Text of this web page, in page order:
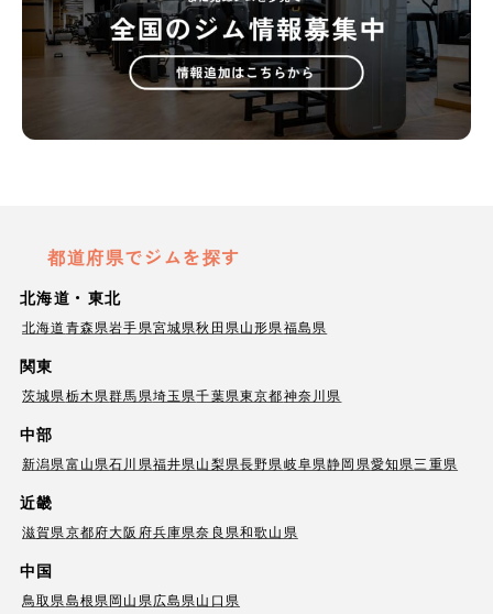
都道府県でジムを探す
北海道・東北
北海道青森県岩手県宮城県秋田県山形県福島県
関東
茨城県栃木県群馬県埼玉県千葉県東京都神奈川県
中部
新潟県富山県石川県福井県山梨県長野県岐阜県静岡県愛知県三重県
近畿
滋賀県京都府大阪府兵庫県奈良県和歌山県
中国
鳥取県島根県岡山県広島県山口県